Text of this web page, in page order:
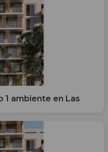
ambiente en Las